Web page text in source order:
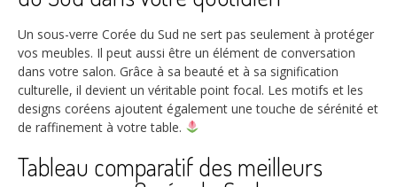
Un sous-verre Corée du Sud ne sert pas seulement à protéger
vos meubles. Il peut aussi être un élément de conversation
dans votre salon. Grâce à sa beauté et à sa signification
culturelle, il devient un véritable point focal. Les motifs et les
designs coréens ajoutent également une touche de sérénité et
de raffinement à votre table.
Tableau comparatif des meilleurs